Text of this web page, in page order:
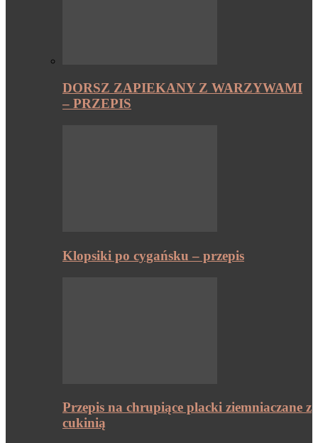
DORSZ ZAPIEKANY Z WARZYWAMI
– PRZEPIS
Klopsiki po cygańsku – przepis
Przepis na chrupiące placki ziemniaczane z
cukinią